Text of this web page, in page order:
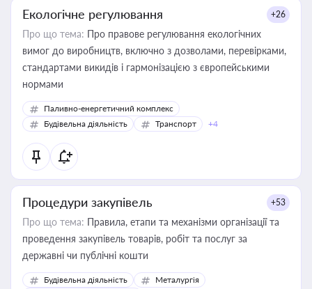
Екологічне регулювання +26
Про що тема: Про правове регулювання екологічних
вимог до виробництв, включно з дозволами, перевірками,
стандартами викидів і гармонізацією з європейськими
нормами
Паливно-енергетичний комплекс
Будівельна діяльність
Транспорт +4
Процедури закупівель +53
Про що тема: Правила, етапи та механізми організації та
проведення закупівель товарів, робіт та послуг за
державні чи публічні кошти
Будівельна діяльність
Металургія